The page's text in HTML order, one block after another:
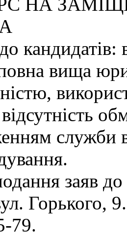
вища
служби
заяв
Горького,
79.